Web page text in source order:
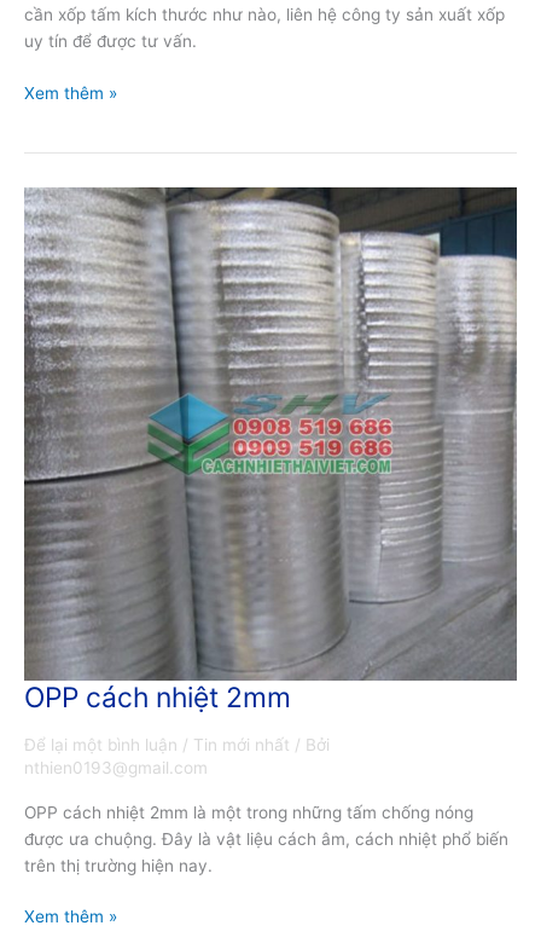
cần xốp tấm kích thước như nào, liên hệ công ty sản xuất xốp
uy tín để được tư vấn.
Xem thêm »
OPP cách nhiệt 2mm
Để lại một bình luận / Tin mới nhất / Bởi
nthien0193@gmail.com
OPP cách nhiệt 2mm là một trong những tấm chống nóng
được ưa chuộng. Đây là vật liệu cách âm, cách nhiệt phổ biến
trên thị trường hiện nay.
OPP
nhiệt
2mm
Xem thêm »